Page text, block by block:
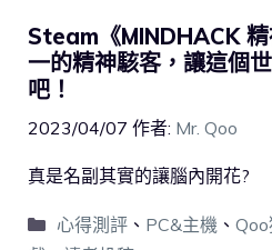
Steam《MINDHACK
一的精神駭客，讓這個
吧！
2023/04/07 作者: Mr. Qoo
真是名副其實的讓腦內開花?
心得測評、 PC&主機 、